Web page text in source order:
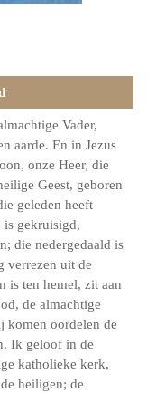
Vader,
aarde. En in Jezus
onze Heer, die
Geest, geboren
geleden heeft
is gekruisigd,
die nedergedaald is
verrezen uit de
is ten hemel, zit aan
de almachtige
komen oordelen de
Ik geloof in de
katholieke kerk,
heiligen; de